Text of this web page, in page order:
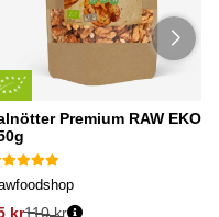
Premium RAW EKO
kr110 kr